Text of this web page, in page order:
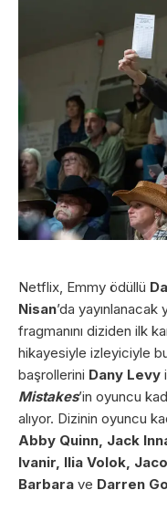
Netflix, Emmy ödüllü
Nisan’da yayınlanacak
fragmanını diziden ilk
hikayesiyle izleyiciyle
başrollerini Dany Levy
Mistakes’in oyuncu
alıyor. Dizinin oyuncu
Abby Quinn, Jack
Ivanir, Ilia Volok,
Barbara ve Darren